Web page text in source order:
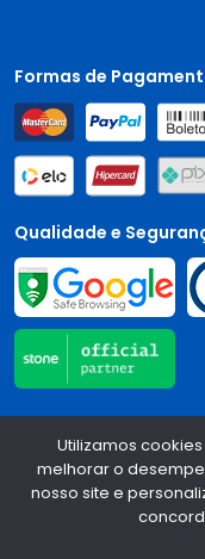
Formas de
Qualidade e
Central Auto Peças -
direitos reservados.
Utilizamos
melhorar o
nosso site e